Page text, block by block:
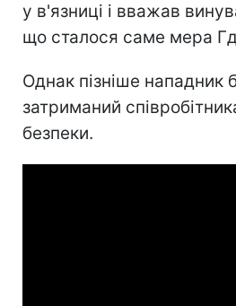
у в'язниці і вважав
що сталося саме мера
Однак пізніше нападник
затриманий
безпеки.